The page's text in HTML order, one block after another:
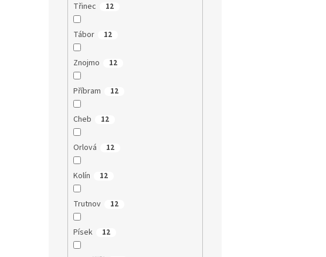
Třinec 12
Tábor 12
Znojmo 12
Příbram 12
Cheb 12
Orlová 12
Kolín 12
Trutnov 12
Písek 12